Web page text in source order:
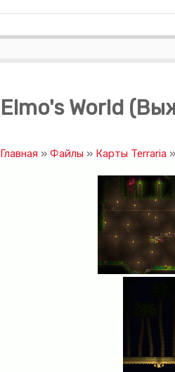
Elmo's World
Главная » Файлы » Карты Terraria »